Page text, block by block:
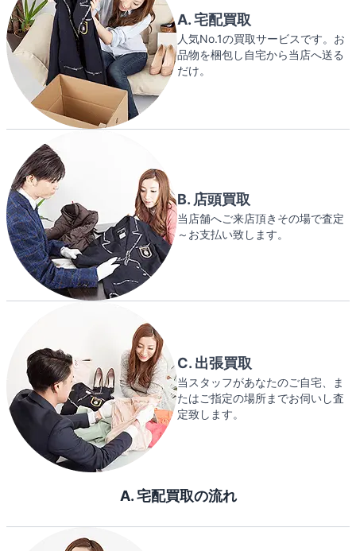
A. 宅配買取
人気No.1の買取サービスです。お
品物を梱包し自宅から当店へ送る
だけ。
B. 店頭買取
当店舗へご来店頂きその場で査定
～お支払い致します。
C. 出張買取
当スタッフがあなたのご自宅、ま
たはご指定の場所までお伺いし査
定致します。
A. 宅配買取の流れ